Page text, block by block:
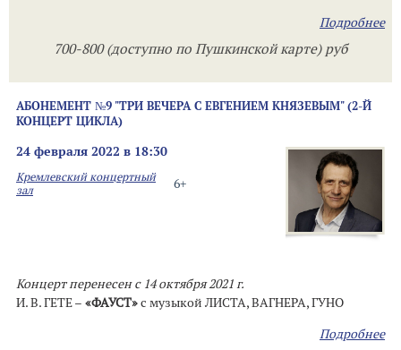
Подробнее
700-800 (доступно по Пушкинской карте) руб
АБОНЕМЕНТ №9 "ТРИ ВЕЧЕРА С ЕВГЕНИЕМ КНЯЗЕВЫМ" (2-Й
КОНЦЕРТ ЦИКЛА)
24 февраля 2022 в 18:30
6+
Кремлевский концертный
зал
Концерт перенесен с 14 октября 2021 г.
И. В. ГЕТЕ – «ФАУСТ»с музыкой ЛИСТА, ВАГНЕРА, ГУНО
Подробнее